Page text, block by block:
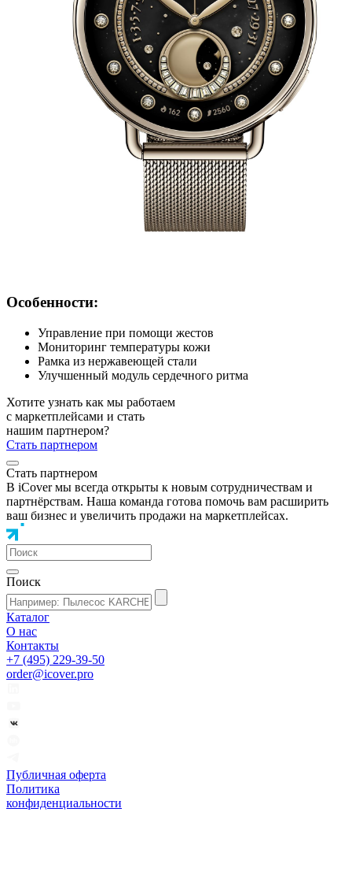
Особенности:
Управление при помощи жестов
Мониторинг температуры кожи
Рамка из нержавеющей стали
Улучшенный модуль сердечного ритма
Хотите узнать как мы работаем
с маркетплейсами и стать
нашим партнером?
Стать партнером
Стать партнером
В iCover мы всегда открыты к новым сотрудничествам и
партнёрствам. Наша команда готова помочь вам расширить
ваш бизнес и увеличить продажи на маркетплейсах.
Поиск
Каталог
О нас
Контакты
+7 (495) 229-39-50
order@icover.pro
Публичная оферта
Политика
конфиденциальности